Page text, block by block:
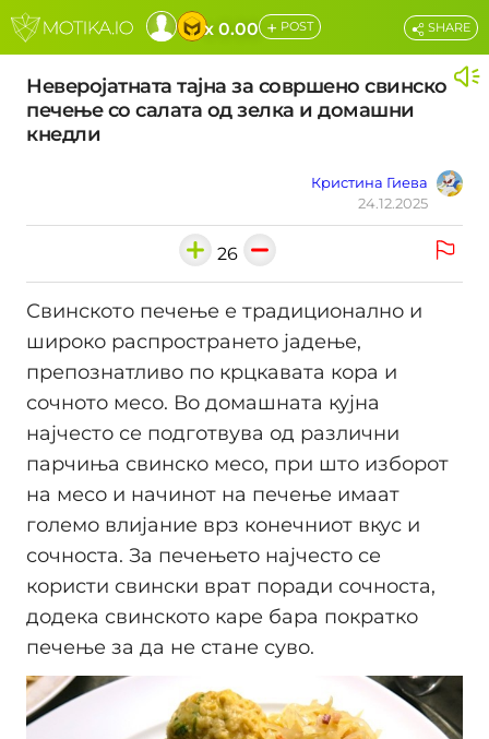
x 0.00 + POST
Неверојатната тајна за совршенo свинско
печење со салата од зелка и домашни
кнедли
Кристина Гиева
24.12.2025
SHARE
26
Свинското печење е традиционално и
широко распространето јадење,
препознатливо по крцкавата кора и
сочното месо. Во домашната кујна
најчесто се подготвува од различни
парчиња свинско месо, при што изборот
на месо и начинот на печење имаат
големо влијание врз конечниот вкус и
сочноста. За печењето најчесто се
користи свински врат поради сочноста,
додека свинското каре бара пократко
печење за да не стане суво.